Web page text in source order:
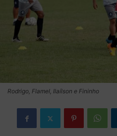
Rodrigo, Flamel, Ilaílson e Fininho